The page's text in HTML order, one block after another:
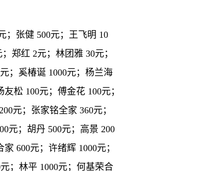
；张健 500元；王飞明 10
郑红 2元；林团雅 30元；
；奚椿诞 1000元；杨兰海
松 100元；傅金花 100元；
元；张家铭全家 360元；
元；胡丹 500元；高景 200
600元；许绪辉 1000元；
；林平 1000元；何基荣合